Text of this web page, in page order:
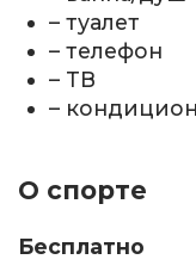
– туалет
– телефон
– ТВ
–
О спорте
Бесплатно